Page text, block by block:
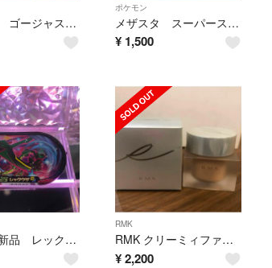
メザスタ ゴージャススター ミライドン ピカチュウ
ポケモン
メザスタ スーパースター レガシー
¥ 1,500
未使用 新品 レックウザ メザスタ
RMK
RMK クリーミィファンデーションEX 202 30g
¥ 2,200